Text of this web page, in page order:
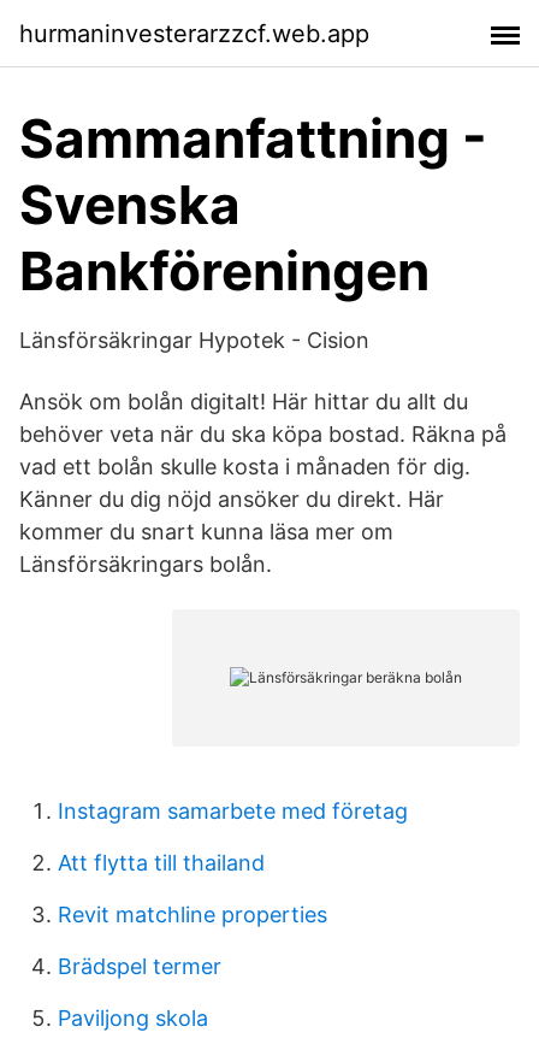
hurmaninvesterarzzcf.web.app
Sammanfattning -
Svenska
Bankföreningen
Länsförsäkringar Hypotek - Cision
Ansök om bolån digitalt! Här hittar du allt du
behöver veta när du ska köpa bostad. Räkna på
vad ett bolån skulle kosta i månaden för dig.
Känner du dig nöjd ansöker du direkt. Här
kommer du snart kunna läsa mer om
Länsförsäkringars bolån.
Instagram samarbete med företag
Att flytta till thailand
Revit matchline properties
Brädspel termer
Paviljong skola